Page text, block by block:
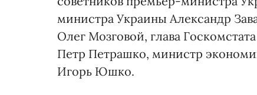
министра Украины Александр
Олег Мозговой, глава
Петр Петрашко, министр
Игорь Юшко.